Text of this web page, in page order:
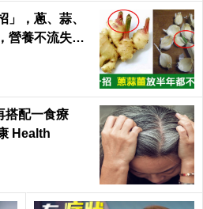
」，蔥、蒜、
營養不流失！
搭配一食療
Health